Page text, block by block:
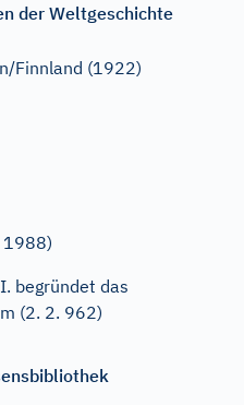
der Weltgeschichte
Finnland (1922)
1988)
begründet das
(2. 2. 962)